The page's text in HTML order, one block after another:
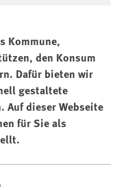
Kommune,
den Konsum
Dafür bieten wir
gestaltete
Auf dieser Webseite
für Sie als